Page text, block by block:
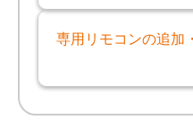
専用リモコンの追加